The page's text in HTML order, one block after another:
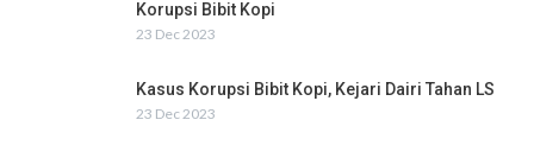
Korupsi Bibit Kopi
23 Dec 2023
Kasus Korupsi Bibit Kopi, Kejari Dairi Tahan LS
23 Dec 2023